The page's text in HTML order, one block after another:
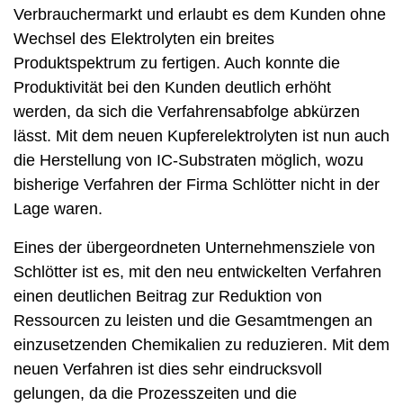
Verbrauchermarkt und erlaubt es dem Kunden ohne
Wechsel des Elektrolyten ein breites
Produktspektrum zu fertigen. Auch konnte die
Produktivität bei den Kunden deutlich erhöht
werden, da sich die Verfahrensabfolge abkürzen
lässt. Mit dem neuen Kupferelektrolyten ist nun auch
die Herstellung von IC-Substraten möglich, wozu
bisherige Verfahren der Firma Schlötter nicht in der
Lage waren.
Eines der übergeordneten Unternehmensziele von
Schlötter ist es, mit den neu entwickelten Verfahren
einen deutlichen Beitrag zur Reduktion von
Ressourcen zu leisten und die Gesamtmengen an
einzusetzenden Chemikalien zu reduzieren. Mit dem
neuen Verfahren ist dies sehr eindrucksvoll
gelungen, da die Prozesszeiten und die